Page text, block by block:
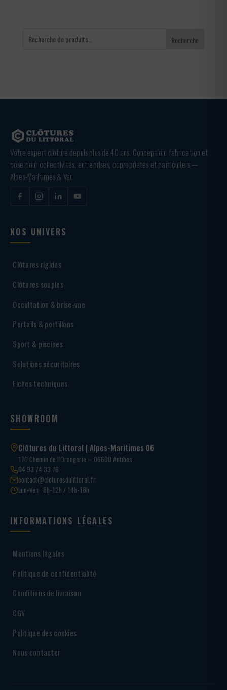
Recherche
Votre expert clôture depuis plus de 40 ans. Conception, fabrication et
pose pour collectivités, entreprises, copropriétés et particuliers —
Alpes-Maritimes & Var.
NOS UNIVERS
Clôtures rigides
Clôtures souples
Occultation & brise-vue
Portails & portillons
Sport & piscines
Solutions sécuritaires
Fiches techniques
SHOWROOM
Clôtures du Littoral | Alpes-Maritimes 06
170 Chemin de l’Orangerie – 06600 Antibes
04 93 74 33 76
contact@cloturesdulittoral.fr
Lun-Ven · 8h-12h / 14h-18h
INFORMATIONS LÉGALES
Mentions légales
Politique de confidentialité
Conditions de livraison
CGV
Politique des cookies
Nous contacter